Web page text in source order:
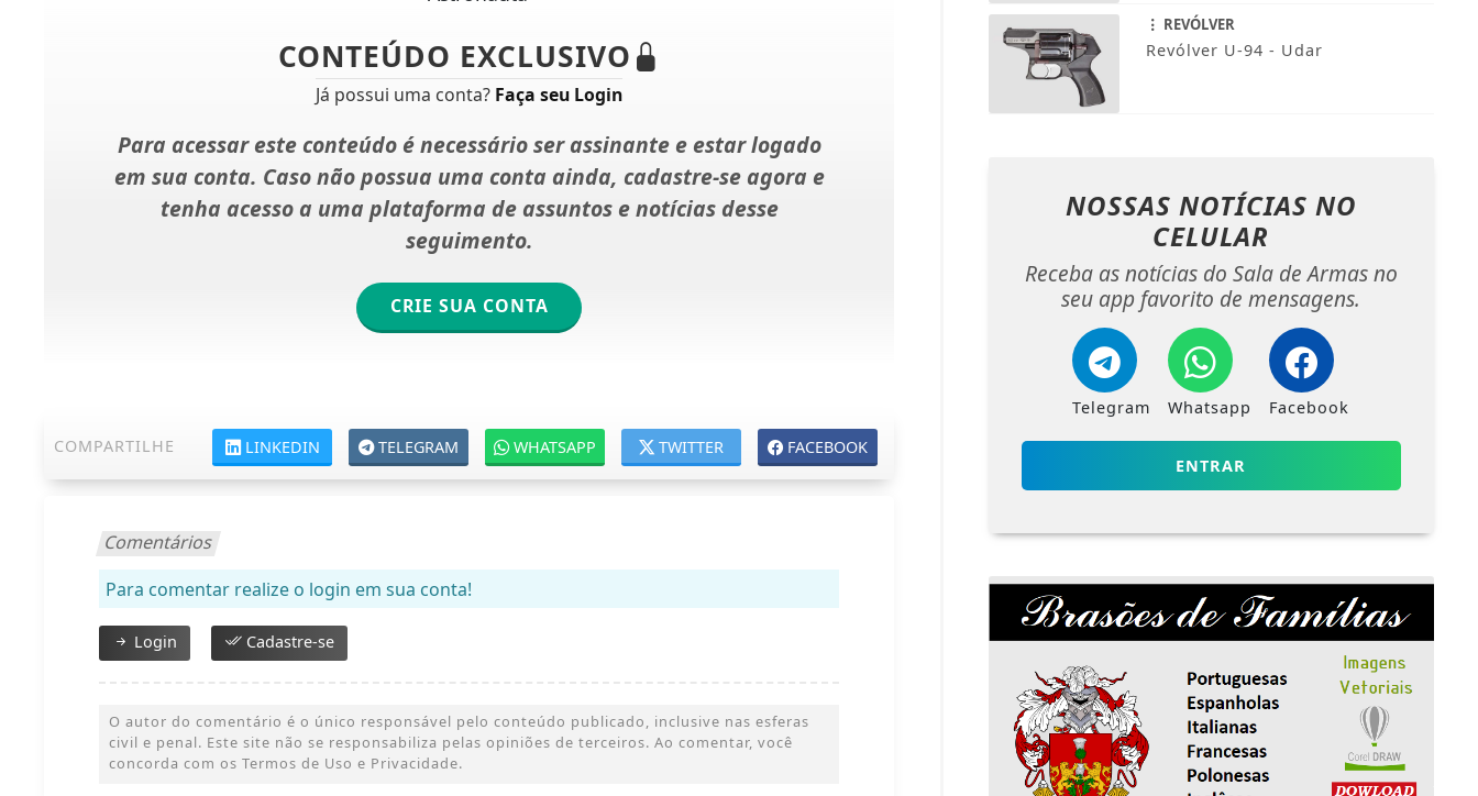
CONTEÚDO EXCLUSIVO
Já possui uma conta? Faça seu Login
Para acessar este conteúdo é necessário ser assinante e estar logado
em sua conta. Caso não possua uma conta ainda, cadastre-se agora e
tenha acesso a uma plataforma de assuntos e notícias desse
seguimento.
CRIE SUA CONTA
COMPARTILHE FACEBOOK
TWITTER
WHATSAPP
TELEGRAM
LINKEDIN
Comentários
Para comentar realize o login em sua conta!
Login Cadastre-se
O autor do comentário é o único responsável pelo conteúdo publicado, inclusive nas esferas
civil e penal. Este site não se responsabiliza pelas opiniões de terceiros. Ao comentar, você
concorda com os Termos de Uso e Privacidade.
REVÓLVER
Revólver U-94 - Udar
NOSSAS NOTÍCIAS NO
CELULAR
Receba as notícias do Sala de Armas no
seu app favorito de mensagens.
Telegram Whatsapp Facebook
ENTRAR